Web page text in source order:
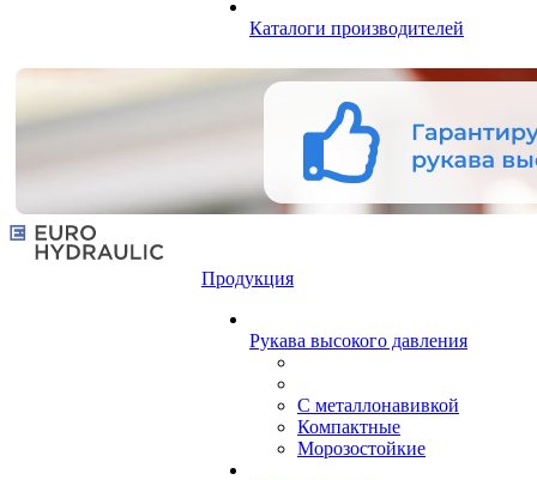
Каталоги производителей
Продукция
Рукава высокого давления
С металлонавивкой
Компактные
Морозостойкие